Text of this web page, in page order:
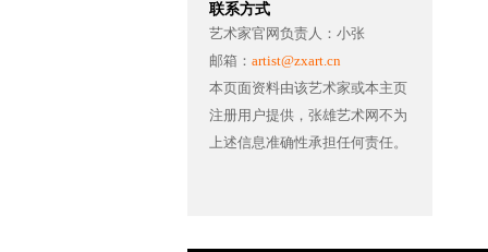
联系方式
艺术家官网负责人： 小张
邮箱： artist@zxart.cn
本页面资料由该艺术家或本主页
注册用户提供，张雄艺术网不为
上述信息准确性承担任何责任。